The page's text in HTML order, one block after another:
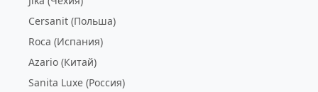
Cersanit (Польша)
Roca (Испания)
Azario (Китай)
Sanita Luxe (Россия)